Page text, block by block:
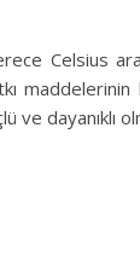
Celsius
dayanıklı